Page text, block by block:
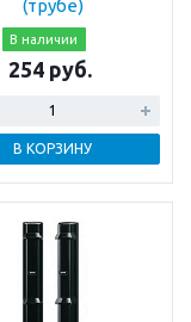
(трубе)
В наличии
254 руб.
В КОРЗИНУ